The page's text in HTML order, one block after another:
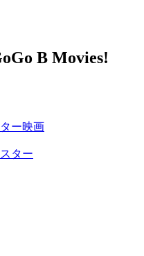
B Movies!
ー映画
ター